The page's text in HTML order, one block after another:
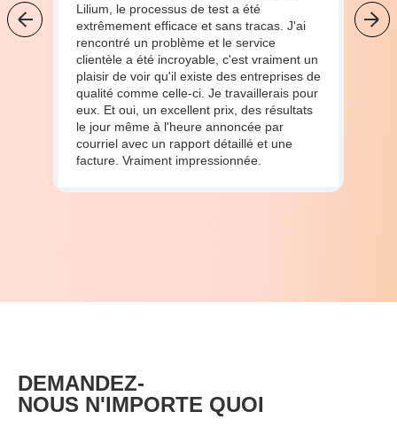
Lilium, le processus de test a été
extrêmement efficace et sans tracas. J'ai
rencontré un problème et le service
clientèle a été incroyable, c'est vraiment un
plaisir de voir qu'il existe des entreprises de
qualité comme celle-ci. Je travaillerais pour
eux. Et oui, un excellent prix, des résultats
le jour même à l'heure annoncée par
courriel avec un rapport détaillé et une
facture. Vraiment impressionnée.
DEMANDEZ-
NOUS N'IMPORTE QUOI